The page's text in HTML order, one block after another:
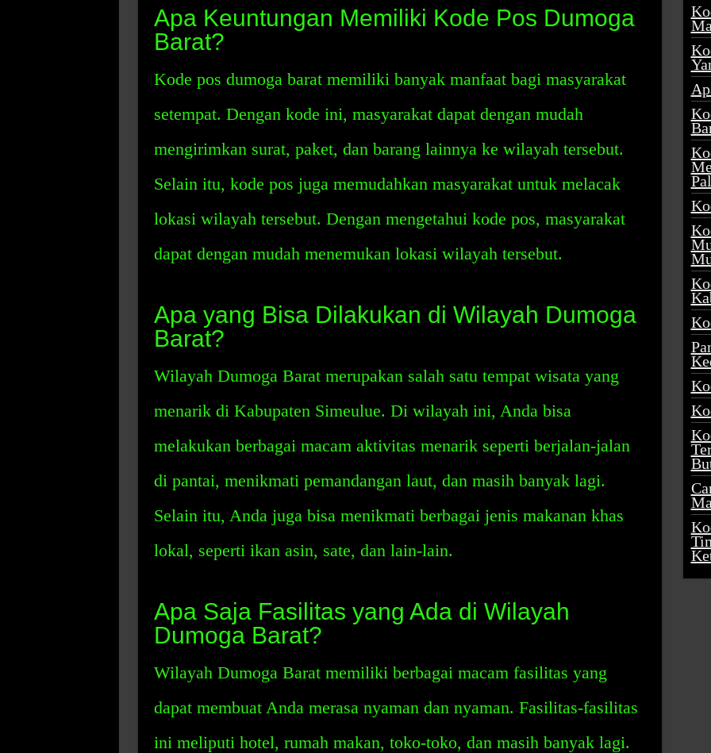
Apa Keuntungan Memiliki Kode Pos Dumoga
Barat?
Kode pos dumoga barat memiliki banyak manfaat bagi masyarakat
setempat. Dengan kode ini, masyarakat dapat dengan mudah
mengirimkan surat, paket, dan barang lainnya ke wilayah tersebut.
Selain itu, kode pos juga memudahkan masyarakat untuk melacak
lokasi wilayah tersebut. Dengan mengetahui kode pos, masyarakat
dapat dengan mudah menemukan lokasi wilayah tersebut.
Apa yang Bisa Dilakukan di Wilayah Dumoga
Barat?
Wilayah Dumoga Barat merupakan salah satu tempat wisata yang
menarik di Kabupaten Simeulue. Di wilayah ini, Anda bisa
melakukan berbagai macam aktivitas menarik seperti berjalan-jalan
di pantai, menikmati pemandangan laut, dan masih banyak lagi.
Selain itu, Anda juga bisa menikmati berbagai jenis makanan khas
lokal, seperti ikan asin, sate, dan lain-lain.
Apa Saja Fasilitas yang Ada di Wilayah
Dumoga Barat?
Wilayah Dumoga Barat memiliki berbagai macam fasilitas yang
dapat membuat Anda merasa nyaman dan nyaman. Fasilitas-fasilitas
ini meliputi hotel, rumah makan, toko-toko, dan masih banyak lagi.